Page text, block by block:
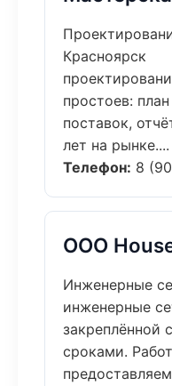
Красноярск
простоев:
поставок,
лет на рынке....
Телефон: 8
ООО
Инженерные
инженерные
закреплённой
сроками.